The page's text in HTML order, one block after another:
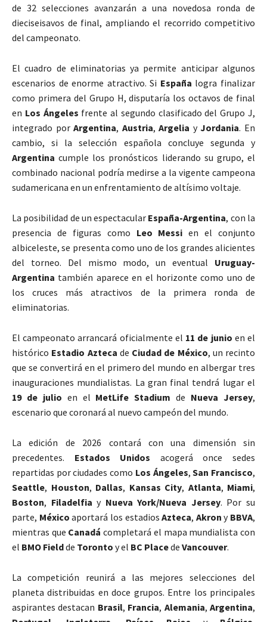
de 32 selecciones avanzarán a una novedosa ronda de
dieciseisavos de final, ampliando el recorrido competitivo
del campeonato.
El cuadro de eliminatorias ya permite anticipar algunos
escenarios de enorme atractivo. Si España logra finalizar
como primera del Grupo H, disputaría los octavos de final
en Los Ángeles frente al segundo clasificado del Grupo J,
integrado porArgentina, Austria,Argelia yJordania. En
cambio, si la selección española concluye segunda y
Argentina cumple los pronósticos liderando su grupo, el
combinado nacional podría medirse a la vigente campeona
sudamericana en un enfrentamiento de altísimo voltaje.
La posibilidad de un espectacular España-Argentina, con la
presencia de figuras como Leo Messi en el conjunto
albiceleste, se presenta como uno de los grandes alicientes
del torneo. Del mismo modo, un eventual Uruguay-
Argentina también aparece en el horizonte como uno de
los cruces más atractivos de la primera ronda de
eliminatorias.
El campeonato arrancará oficialmente el 11 de junio en el
histórico Estadio Azteca de Ciudad de México, un recinto
que se convertirá en el primero del mundo en albergar tres
inauguraciones mundialistas. La gran final tendrá lugar el
19 de julio en el MetLife Stadium de Nueva Jersey,
escenario que coronará al nuevo campeón del mundo.
La edición de 2026 contará con una dimensión sin
precedentes. Estados Unidos acogerá once sedes
repartidas por ciudades como Los Ángeles,San Francisco,
Seattle, Houston, Dallas, Kansas City, Atlanta, Miami,
Boston, Filadelfia y Nueva York/Nueva Jersey. Por su
parte, México aportará los estadiosAzteca, Akron y BBVA,
mientras que Canadá completará el mapa mundialista con
el BMO Fieldde Toronto y el BC Placede Vancouver.
La competición reunirá a las mejores selecciones del
planeta distribuidas en doce grupos. Entre los principales
aspirantes destacan Brasil, Francia, Alemania,Argentina,